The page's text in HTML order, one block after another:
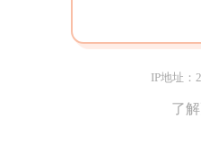
IP地址：
了